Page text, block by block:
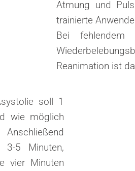
Atmung und
trainierte
Bei fehlendem
Reanimation ist
soll 1
wie möglich
5 Minuten,
vier Minuten